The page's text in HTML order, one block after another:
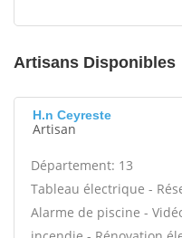
Artisans Disponibles
H.n Ceyreste
Artisan
Département: 13
Tableau électrique -
Alarme de piscine -